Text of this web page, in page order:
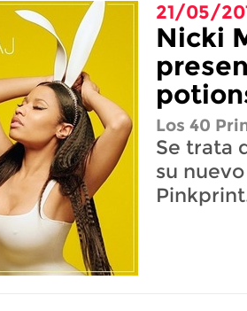
21/05/
Nicki
Los 40
Se trata
su